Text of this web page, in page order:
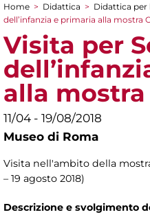
Tu sei qui
Home > Didattica > Didattica per
dell’infanzia e primaria alla mostra
Visita per
alla
11/04 - 19/08/2018
Museo di Roma
Visita nell'ambito della
– 19 agosto 2018)
Descrizione e svolgimento